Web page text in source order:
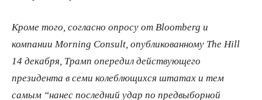
Кроме того, согласно опросу от Bloomberg и
компании Morning Consult, опубликованному The Hill
14 декабря, Трамп опередил действующего
президента в семи колеблющихся штатах и тем
самым “нанес последний удар по предвыборной